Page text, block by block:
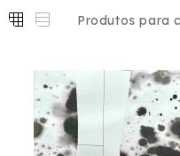
Produtos para